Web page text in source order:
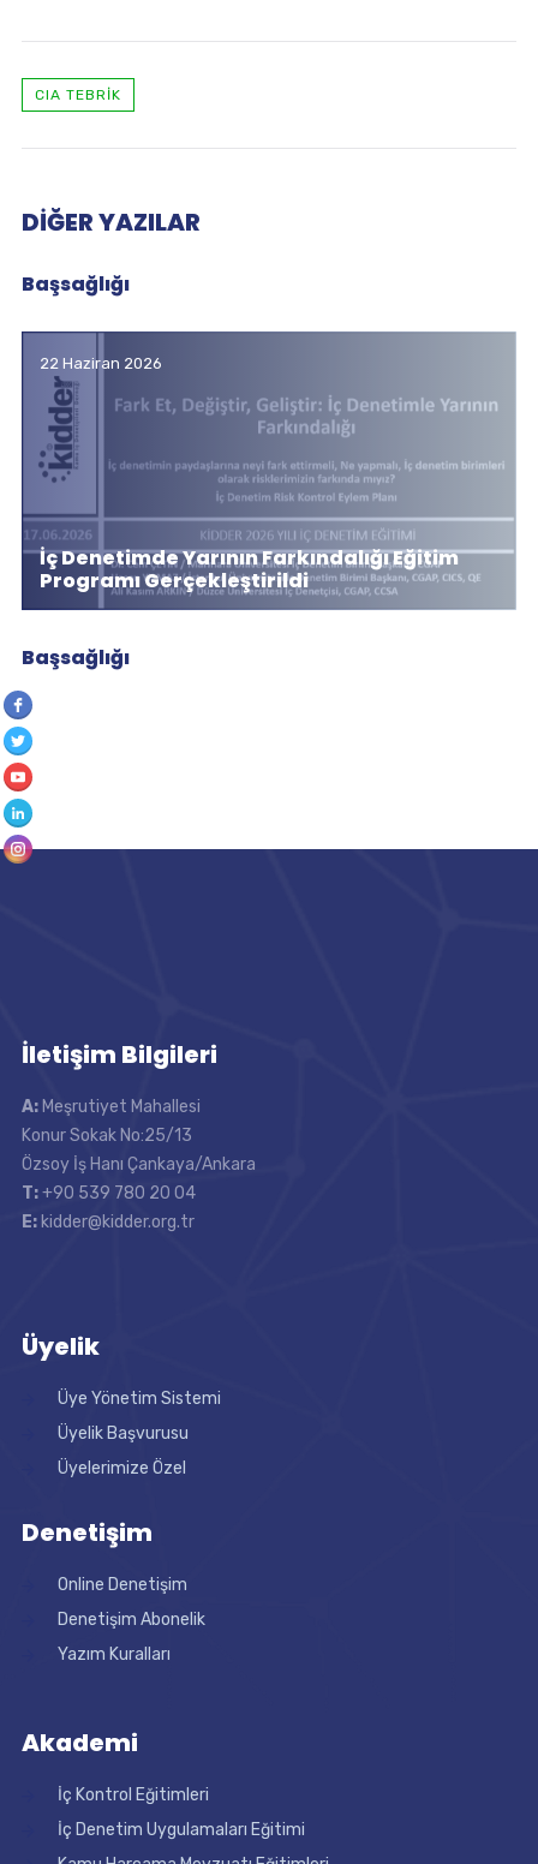
CIA TEBRIK
DIĞER YAZILAR
Başsağlığı
22 Haziran 2026
İç Denetimde Yarının Farkındalığı Eğitim
Programı Gerçekleştirildi
Başsağlığı
İletişim Bilgileri
A: Meşrutiyet Mahallesi
Konur Sokak No:25/13
Özsoy İş Hanı Çankaya/Ankara
T:+90 539 780 20 04
E: kidder@kidder.org.tr
Üyelik
Üye Yönetim Sistemi
Üyelik Başvurusu
Üyelerimize Özel
Denetişim
Online Denetişim
Denetişim Abonelik
Yazım Kuralları
Akademi
İç Kontrol Eğitimleri
İç Denetim Uygulamaları Eğitimi